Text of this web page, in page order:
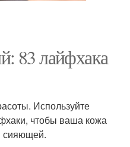
83 лайфхака
Используйте
чтобы ваша кожа
сияющей.